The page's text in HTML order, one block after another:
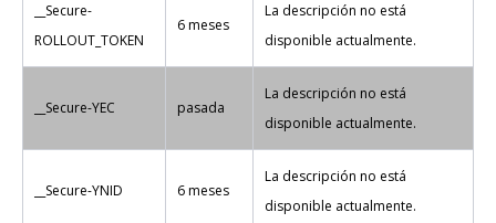
__Secure-
ROLLOUT_TOKEN
6 meses
La descripción no está
disponible actualmente.
__Secure-YEC pasada
La descripción no está
disponible actualmente.
__Secure-YNID 6 meses
La descripción no está
disponible actualmente.